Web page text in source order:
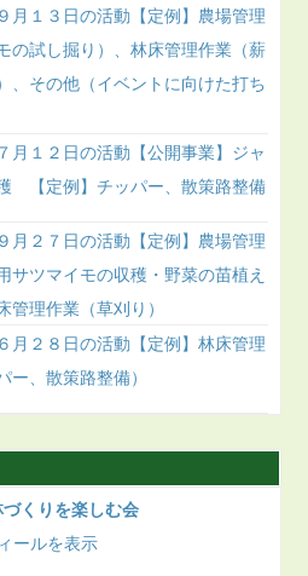
月１３日の活動【定例】農場管理
の試し掘り）、林床管理作業（薪
、その他（イベントに向けた打ち
月１２日の活動【公開事業】ジャ
【定例】チッパー、散策路整備
月２７日の活動【定例】農場管理
サツマイモの収穫・野菜の苗植え
管理作業（草刈り）
月２８日の活動【定例】林床管理
ー、散策路整備）
くりを楽しむ会
ールを表示